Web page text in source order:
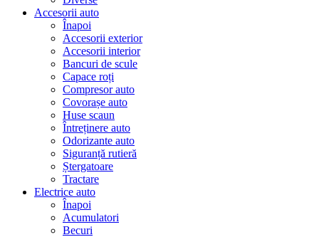
Accesorii auto
Înapoi
Accesorii exterior
Accesorii interior
Bancuri de scule
Capace roți
Compresor auto
Covorașe auto
Huse scaun
Întreținere auto
Odorizante auto
Siguranță rutieră
Ștergatoare
Tractare
Electrice auto
Înapoi
Acumulatori
Becuri